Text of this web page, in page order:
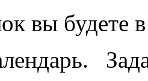
вы будете